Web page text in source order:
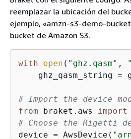
reemplazar la ubicación del
ejemplo, «amzn-s3-demo-
bucket de Amazon S3.
with open ( "ghz.qasm" ,
ghz_qasm_string =
# Import the device
from braket.aws import
# Choose the Rigetti
device = AwsDevice(